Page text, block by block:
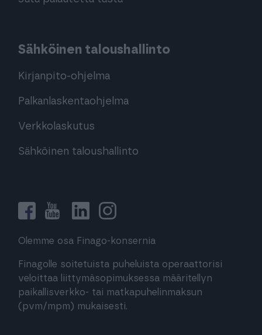
Sähköinen taloushallinto
Kirjanpito-ohjelma
Palkanlaskentaohjelma
Verkkolaskutus
Sähköinen taloushallinto
Olemme osa Finago-konsernia
Finagolle soitetuista puheluista operaattorisi
veloittaa liittymäsopimuksessa määritellyn
paikallisverkko- tai matkapuhelinmaksun
(pvm/mpm) mukaisesti.